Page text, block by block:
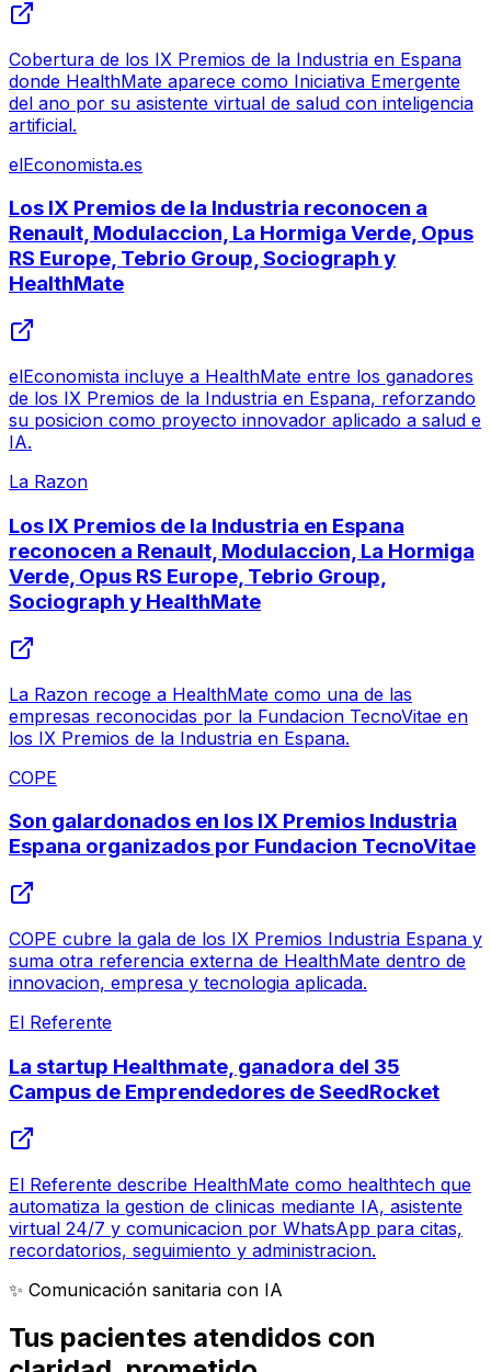
Cobertura de los IX Premios de la Industria en Espana
donde HealthMate aparece como Iniciativa Emergente
del ano por su asistente virtual de salud con inteligencia
artificial.
elEconomista.es
Los IX Premios de la Industria reconocen a
Renault, Modulaccion, La Hormiga Verde, Opus
RS Europe, Tebrio Group, Sociograph y
HealthMate
elEconomista incluye a HealthMate entre los ganadores
de los IX Premios de la Industria en Espana, reforzando
su posicion como proyecto innovador aplicado a salud e
IA.
La Razon
Los IX Premios de la Industria en Espana
reconocen a Renault, Modulaccion, La Hormiga
Verde, Opus RS Europe, Tebrio Group,
Sociograph y HealthMate
La Razon recoge a HealthMate como una de las
empresas reconocidas por la Fundacion TecnoVitae en
los IX Premios de la Industria en Espana.
COPE
Son galardonados en los IX Premios Industria
Espana organizados por Fundacion TecnoVitae
COPE cubre la gala de los IX Premios Industria Espana y
suma otra referencia externa de HealthMate dentro de
innovacion, empresa y tecnologia aplicada.
El Referente
La startup Healthmate, ganadora del 35
Campus de Emprendedores de SeedRocket
El Referente describe HealthMate como healthtech que
automatiza la gestion de clinicas mediante IA, asistente
virtual 24/7 y comunicacion por WhatsApp para citas,
recordatorios, seguimiento y administracion.
✨ Comunicación sanitaria con IA
Tus pacientes atendidos con